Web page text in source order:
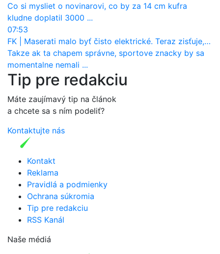
Co si mysliet o novinarovi, co by za 14 cm kufra
kludne doplatil 3000 ...
07:53
FK
Maserati malo byť čisto elektrické. Teraz zisťuje, že potrebuje nový osemvalcový motor
Takze ak ta chapem správne, sportove znacky by sa
momentalne nemali ...
Tip pre redakciu
Máte zaujímavý tip na článok
a chcete sa s ním podeliť?
Kontaktujte nás
Kontakt
Reklama
Pravidlá a podmienky
Ochrana súkromia
Tip pre redakciu
RSS Kanál
Naše médiá